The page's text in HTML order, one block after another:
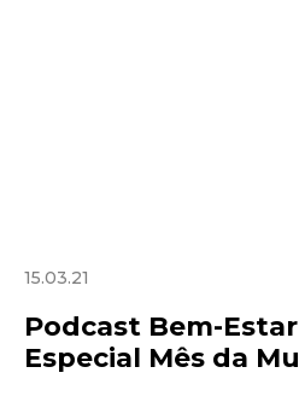
15.03.21
Podcast Bem-Estar
Especial Mês da